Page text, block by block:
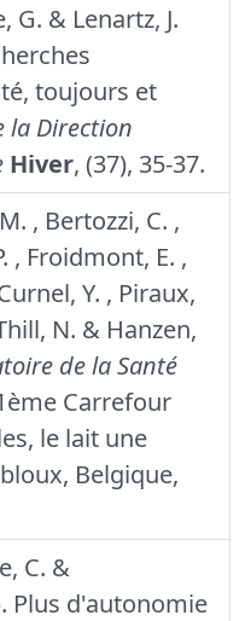
G. & Lenartz, J.
toujours et
la Direction
Hiver, (37), 35-37.
, Bertozzi, C. ,
, Froidmont, E. ,
Y. , Piraux,
N. & Hanzen,
de la Santé
Carrefour
le lait une
Belgique,
C. &
Plus d'autonomie